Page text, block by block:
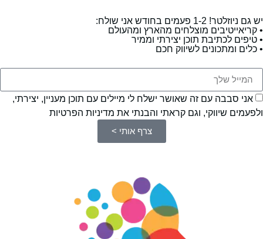
יש גם ניוזלטר! 1-2 פעמים בחודש אני שולח:
• קריאייטיבים מוצלחים מהארץ ומהעולם
• טיפים לכתיבת תוכן יצירתי וממיר
• כלים ומתכונים לשיווק חכם
אני סבבה עם זה שאושר ישלח לי מיילים עם תוכן מעניין, יצירתי,
ולפעמים שיווקי, וגם קראתי והבנתי את מדיניות הפרטיות
צרף אותי >